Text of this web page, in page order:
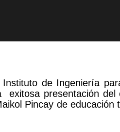
de Ingeniería
exitosa presentación del
Pincay de